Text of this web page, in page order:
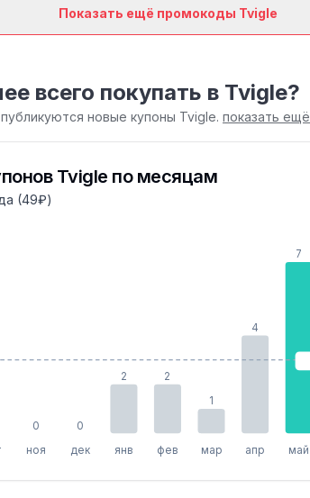
Показать ещё промокоды Tvigle
всего покупать в Tvigle?
новые купоны Tvigle. показать ещё
Tvigle по месяцам
(49₽)
0
ноя
0
дек
2
янв
2
фев
1
мар
4
апр
7
май